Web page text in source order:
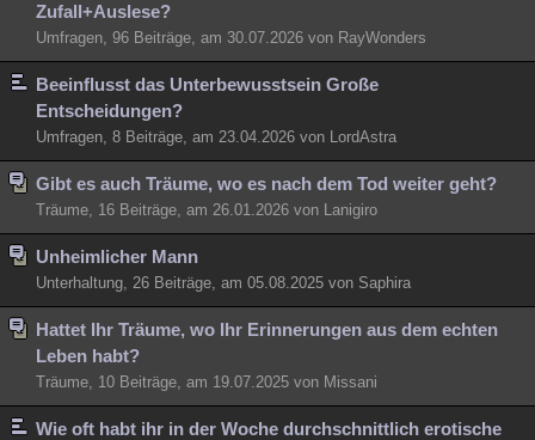
Übersichten
Besucht Teilgenommen Alle Neue Geschlossen
Lesenswert Schlüsselwörter
Zufall+Auslese?
Umfragen, 96 Beiträge, am 30.07.2026 von RayWonders
Beeinflusst das Unterbewusstsein Große
Entscheidungen?
Umfragen, 8 Beiträge, am 23.04.2026 von LordAstra
Gibt es auch Träume, wo es nach dem Tod weiter geht?
Träume, 16 Beiträge, am 26.01.2026 von Lanigiro
Unheimlicher Mann
Unterhaltung, 26 Beiträge, am 05.08.2025 von Saphira
Hattet Ihr Träume, wo Ihr Erinnerungen aus dem echten
Leben habt?
Träume, 10 Beiträge, am 19.07.2025 von Missani
Wie oft habt ihr in der Woche durchschnittlich erotische